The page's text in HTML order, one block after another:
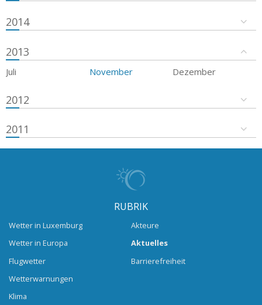
2014
2013
Juli November Dezember
2012
2011
RUBRIK
Wetter in Luxemburg
Wetter in Europa
Flugwetter
Wetterwarnungen
Klima
Akteure
Aktuelles
Barrierefreiheit